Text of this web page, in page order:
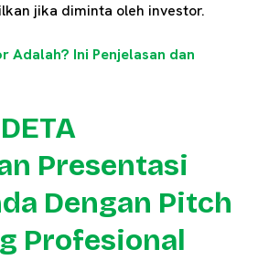
jika diminta oleh investor.
Adalah? Ini Penjelasan dan
Presentasi
Dengan Pitch
Profesional